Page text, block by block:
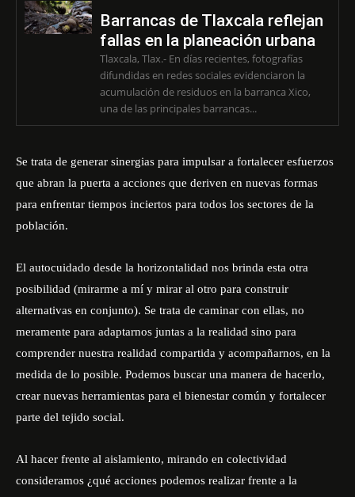
Barrancas de Tlaxcala reflejan
fallas en la planeación urbana
Tlaxcala, Tlax.- En días recientes, fotografías
difundidas en redes sociales evidenciaron la
acumulación de residuos en la barranca Xico,
una de las principales barrancas...
Se trata de generar sinergias para impulsar a fortalecer esfuerzos
que abran la puerta a acciones que deriven en nuevas formas
para enfrentar tiempos inciertos para todos los sectores de la
población.
El autocuidado desde la horizontalidad nos brinda esta otra
posibilidad (mirarme a mí y mirar al otro para construir
alternativas en conjunto). Se trata de caminar con ellas, no
meramente para adaptarnos juntas a la realidad sino para
comprender nuestra realidad compartida y acompañarnos, en la
medida de lo posible. Podemos buscar una manera de hacerlo,
crear nuevas herramientas para el bienestar común y fortalecer
parte del tejido social.
Al hacer frente al aislamiento, mirando en colectividad
consideramos ¿qué acciones podemos realizar frente a la